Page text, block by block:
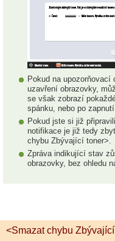
Pokud na
uzavření obrazovky,
se však zobrazí
spánku, nebo po
Pokud jste si již
notifikace je již tedy
chybu Zbývající toner>.
Zpráva indikující stav
obrazovky, bez ohledu
<Smazat chybu